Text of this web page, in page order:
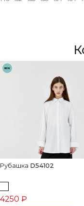
NEW
Рубашка D54102
4250 ₽